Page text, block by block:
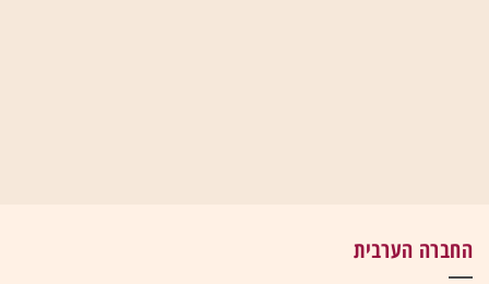
החברה הערבית